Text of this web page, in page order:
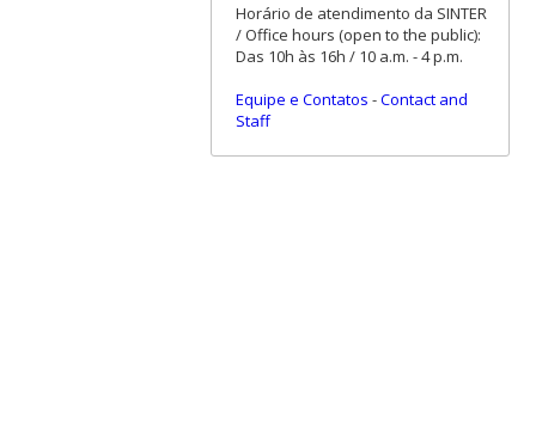
Horário de atendimento da SINTER
/ Office hours (open to the public):
Das 10h às 16h / 10 a.m. - 4 p.m.
Equipe e Contatos -Contact and
Staff